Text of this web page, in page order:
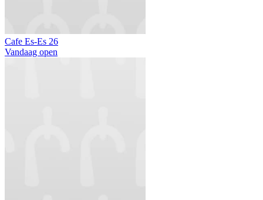
Cafe Es-Es 26
Vandaag open